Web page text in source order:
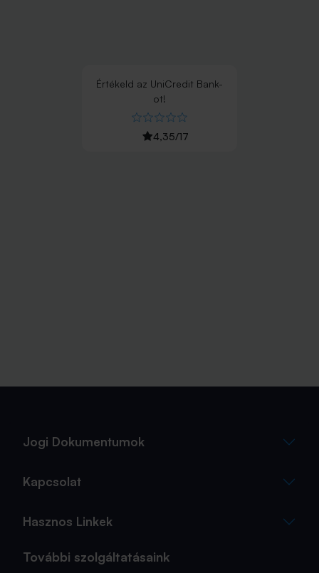
Értékeld az UniCredit Bank-
ot!
4,35/17
Jogi Dokumentumok
Kapcsolat
Hasznos Linkek
További szolgáltatásaink